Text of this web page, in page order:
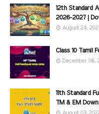
12th Standard
2026-2027 |
August 24, 2021
Class 10 Tamil
December 06,
11th Standard
TM & EM